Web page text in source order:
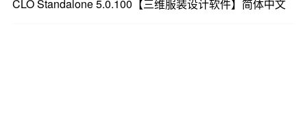
CLO Standalone 5.0.100【三维服装设计软件】简体中文